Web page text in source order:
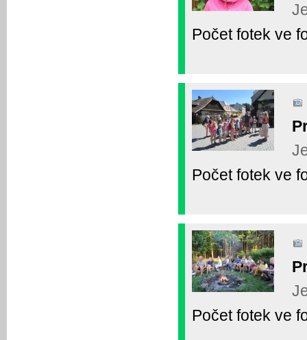
Počet fotek ve
Počet fotek ve
Počet fotek ve